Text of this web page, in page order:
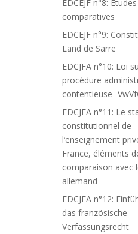
EDCEJF n°8: Etudes
comparatives
EDCEJF n°9:
Land de Sarre
EDCJFA n°10: Loi
procédure
contentieuse -
EDCJFA n°11: Le
constitutionnel de
l’enseignement
France, éléments
comparaison avec
allemand
EDCJFA n°12:
das französische
Verfassungsrecht